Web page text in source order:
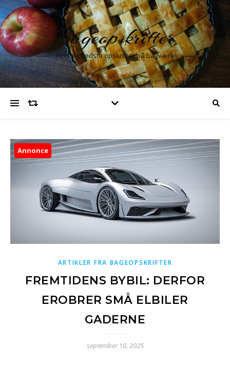
Bageopskrifter
Find de bedste opskrifter på bagværk
Annonce
ARTIKLER FRA BAGEOPSKRIFTER
FREMTIDENS BYBIL: DERFOR
EROBRER SMÅ ELBILER
GADERNE
september 10, 2025